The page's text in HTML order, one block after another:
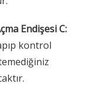
EndişesiC:
kontrol